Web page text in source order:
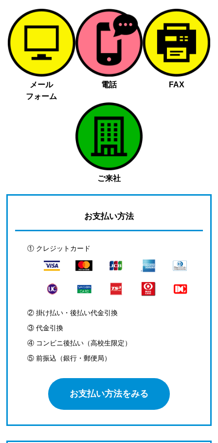
メール
フォーム
電話 FAX
ご来社
お支払い方法
① クレジットカード
② 掛け払い・後払い代金引換
③ 代金引換
④ コンビニ後払い（高校生限定）
⑤ 前振込（銀行・郵便局）
お支払い方法をみる